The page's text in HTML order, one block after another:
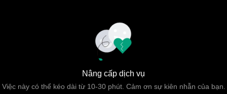
Nâng cấp dịch vụ
Việc này có thể kéo dài từ 10-30 phút. Cảm ơn sự kiên nhẫn của bạn.